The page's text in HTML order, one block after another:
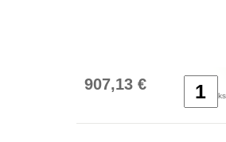
907,13 €
ks